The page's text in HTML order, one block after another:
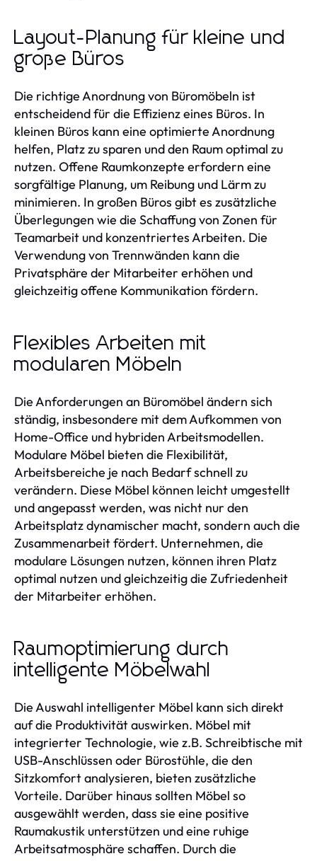
Layout-Planung für kleine und
große Büros
Die richtige Anordnung von Büromöbeln ist
entscheidend für die Effizienz eines Büros. In
kleinen Büros kann eine optimierte Anordnung
helfen, Platz zu sparen und den Raum optimal zu
nutzen. Offene Raumkonzepte erfordern eine
sorgfältige Planung, um Reibung und Lärm zu
minimieren. In großen Büros gibt es zusätzliche
Überlegungen wie die Schaffung von Zonen für
Teamarbeit und konzentriertes Arbeiten. Die
Verwendung von Trennwänden kann die
Privatsphäre der Mitarbeiter erhöhen und
gleichzeitig offene Kommunikation fördern.
Flexibles Arbeiten mit
modularen Möbeln
Die Anforderungen an Büromöbel ändern sich
ständig, insbesondere mit dem Aufkommen von
Home-Office und hybriden Arbeitsmodellen.
Modulare Möbel bieten die Flexibilität,
Arbeitsbereiche je nach Bedarf schnell zu
verändern. Diese Möbel können leicht umgestellt
und angepasst werden, was nicht nur den
Arbeitsplatz dynamischer macht, sondern auch die
Zusammenarbeit fördert. Unternehmen, die
modulare Lösungen nutzen, können ihren Platz
optimal nutzen und gleichzeitig die Zufriedenheit
der Mitarbeiter erhöhen.
Raumoptimierung durch
intelligente Möbelwahl
Die Auswahl intelligenter Möbel kann sich direkt
auf die Produktivität auswirken. Möbel mit
integrierter Technologie, wie z.B. Schreibtische mit
USB-Anschlüssen oder Bürostühle, die den
Sitzkomfort analysieren, bieten zusätzliche
Vorteile. Darüber hinaus sollten Möbel so
ausgewählt werden, dass sie eine positive
Raumakustik unterstützen und eine ruhige
Arbeitsatmosphäre schaffen. Durch die